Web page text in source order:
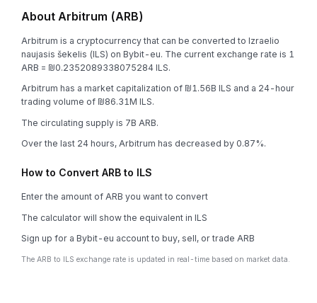
About Arbitrum (ARB)
Arbitrum is a cryptocurrency that can be converted to Izraelio
naujasis šekelis (ILS) on Bybit-eu. The current exchange rate is 1
ARB = ₪0.2352089338075284 ILS.
Arbitrum has a market capitalization of ₪1.56B ILS and a 24-hour
trading volume of ₪86.31M ILS.
The circulating supply is 7B ARB.
Over the last 24 hours, Arbitrum has decreased by 0.87%.
How to Convert ARB to ILS
Enter the amount of ARB you want to convert
The calculator will show the equivalent in ILS
Sign up for a Bybit-eu account to buy, sell, or trade ARB
The ARB to ILS exchange rate is updated in real-time based on market data.